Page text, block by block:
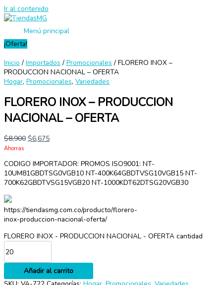
Ir al contenido
Menú principal
¡Oferta!
Inicio / Importados / Promocionales / FLORERO INOX –
PRODUCCION NACIONAL – OFERTA
Hogar, Promocionales, Variedades
FLORERO INOX – PRODUCCION
NACIONAL – OFERTA
$8,900 $6,675
Ahorras
CODIGO IMPORTADOR: PROMOS ISO9001: NT-
10UM81GBDTSG0VGB10 NT-400K64GBDTVSG10VGB15 NT-
700K62GBDTVSG15VGB20 NT-1000KDT62DTSG20VGB30
https://tiendasmg.com.co/producto/florero-
inox-produccion-nacional-oferta/
FLORERO INOX - PRODUCCION NACIONAL - OFERTA cantidad
Añadir al carrito